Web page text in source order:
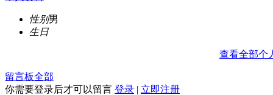
性别男
生日
查看全部个
留言板全部
你需要登录后才可以留言 登录 | 立即注册